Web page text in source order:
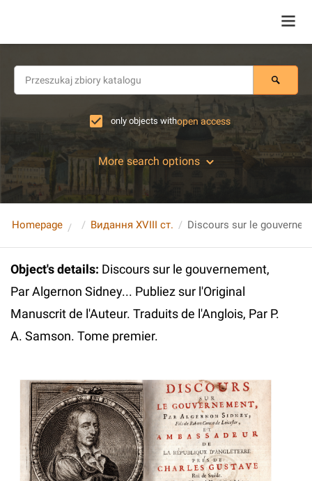
only objects withopen access
More search options
Homepage Видання XVIII ст.
Object's details: Discours sur le gouvernement,
Par Algernon Sidney... Publiez sur l'Original
Manuscrit de l'Auteur. Traduits de l'Anglois, Par P.
A. Samson. Tome premier.